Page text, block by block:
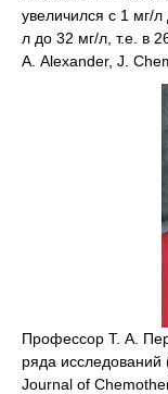
увеличился с 1 мг/
л до 32 мг/л, т.е. в
A. Alexander, J.
Профессор Т. А.
ряда исследований
Journal of